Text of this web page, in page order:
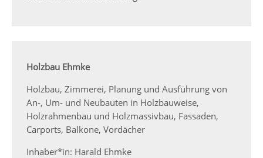
Holzbau Ehmke
Holzbau, Zimmerei, Planung und Ausführung von
An-, Um- und Neubauten in Holzbauweise,
Holzrahmenbau und Holzmassivbau, Fassaden,
Carports, Balkone, Vordächer
Inhaber*in: Harald Ehmke